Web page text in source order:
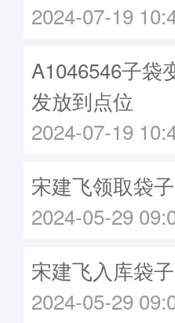
2024-07-19
A1046546子袋
发放到点位
2024-07-19
宋建飞领取袋
2024-05-29
宋建飞入库袋
2024-05-29